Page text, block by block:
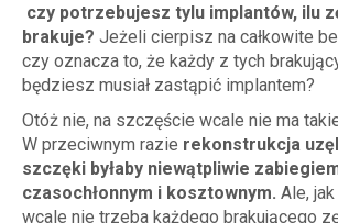
czy potrzebujesz tylu implantów, ilu
brakuje? Jeżeli cierpisz na całkowite
czy oznacza to, że każdy z tych
będziesz musiał zastąpić implantem?
Otóż nie, na szczęście wcale nie ma
W przeciwnym razie rekonstrukcja
szczęki byłaby niewątpliwie
czasochłonnym i kosztownym. Ale,
wcale nie trzeba każdego brakującego